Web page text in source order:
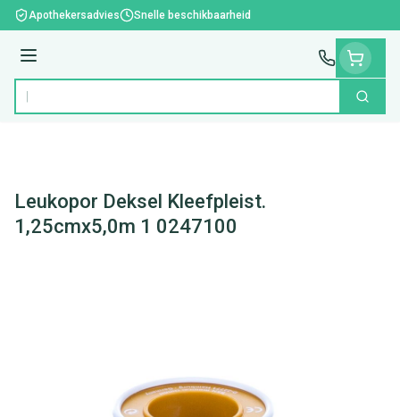
Ga naar de inhoud
Apothekersadvies Snelle beschikbaarheid
Menu
Product, merk, categorie... Zoek
Leukopor Deksel Kleefpleist.
1,25cmx5,0m 1 0247100